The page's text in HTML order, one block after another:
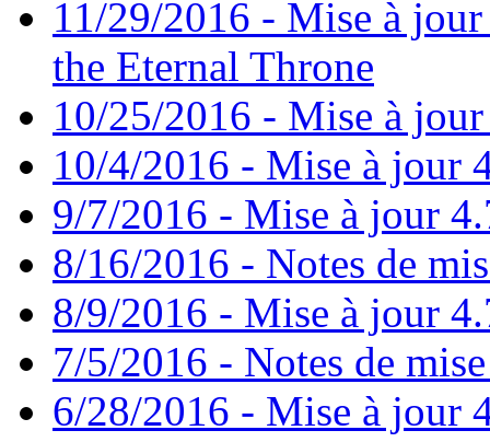
11/29/2016 - Mise à
the Eternal Throne
10/25/2016 - Mise à
10/4/2016 - Mise à jour
9/7/2016 - Mise à jour
8/16/2016 - Notes de
8/9/2016 - Mise à jour
7/5/2016 - Notes de
6/28/2016 - Mise à jour